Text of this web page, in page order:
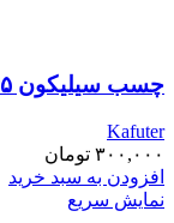
چسب سیلیکون ۴۵ گرمی مارک Kafuter مدل K-704
Kafuter
۳۰۰,۰۰۰ تومان
افزودن به سبد خرید
نمایش سریع